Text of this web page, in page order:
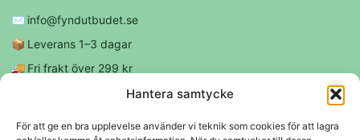
Hantera samtycke
För att ge en bra upplevelse använder vi teknik som cookies för att lagra
✉️ info@fyndutbudet.se
📦 Leverans 1–3 dagar
🚚 Fri frakt över 299 kr